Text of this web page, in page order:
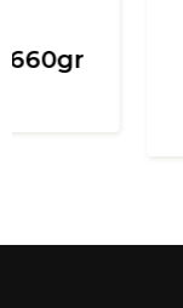
Hasi